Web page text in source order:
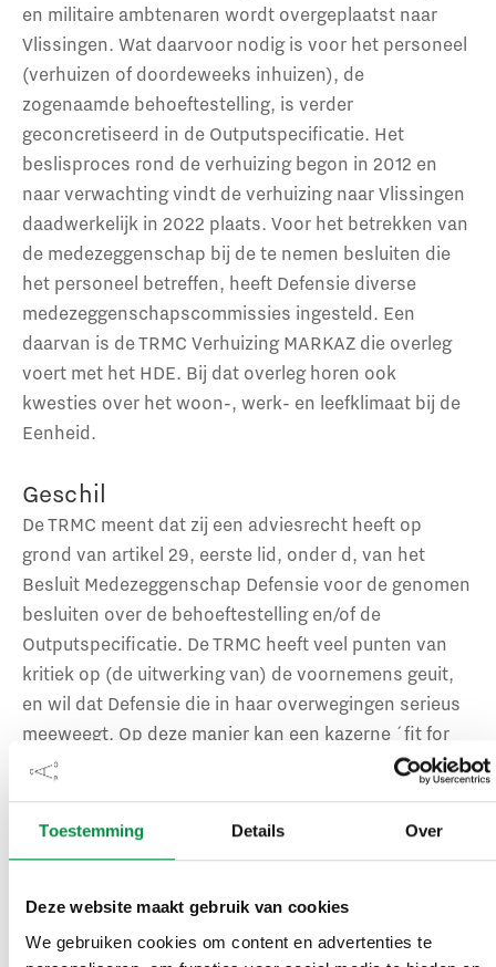
Toestemming Details Over
Deze website maakt gebruik van cookies
We gebruiken cookies om content en advertenties te
en militaire ambtenaren wordt overgeplaatst naar
Vlissingen. Wat daarvoor nodig is voor het personeel
(verhuizen of doordeweeks inhuizen), de
zogenaamde behoeftestelling, is verder
geconcretiseerd in de Outputspecificatie. Het
beslisproces rond de verhuizing begon in 2012 en
naar verwachting vindt de verhuizing naar Vlissingen
daadwerkelijk in 2022 plaats. Voor het betrekken van
de medezeggenschap bij de te nemen besluiten die
het personeel betreffen, heeft Defensie diverse
medezeggenschapscommissies ingesteld. Een
daarvan is de TRMC Verhuizing MARKAZ die overleg
voert met het HDE. Bij dat overleg horen ook
kwesties over het woon-, werk- en leefklimaat bij de
Eenheid.
Geschil
De TRMC meent dat zij een adviesrecht heeft op
grond van artikel 29, eerste lid, onder d, van het
Besluit Medezeggenschap Defensie voor de genomen
besluiten over de behoeftestelling en/of de
Outputspecificatie. De TRMC heeft veel punten van
kritiek op (de uitwerking van) de voornemens geuit,
en wil dat Defensie die in haar overwegingen serieus
meeweegt. Op deze manier kan een kazerne ´fit for
purpose´ geraken. Verder vindt de TRMC dat Defensie
de medezeggenschap veel te laat heeft ingesteld en
ingeschakeld (eind 2017/begin 2018). Daardoor kan zij
informatie (zoals inzage in de Outputspecificatie)
ontvangen.